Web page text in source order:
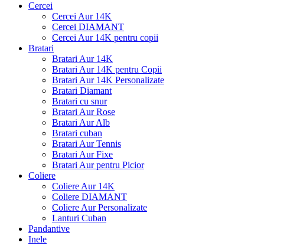
Cercei
Cercei Aur 14K
Cercei DIAMANT
Cercei Aur 14K pentru copii
Bratari
Bratari Aur 14K
Bratari Aur 14K pentru Copii
Bratari Aur 14K Personalizate
Bratari Diamant
Bratari cu snur
Bratari Aur Rose
Bratari Aur Alb
Bratari cuban
Bratari Aur Tennis
Bratari Aur Fixe
Bratari Aur pentru Picior
Coliere
Coliere Aur 14K
Coliere DIAMANT
Coliere Aur Personalizate
Lanturi Cuban
Pandantive
Inele